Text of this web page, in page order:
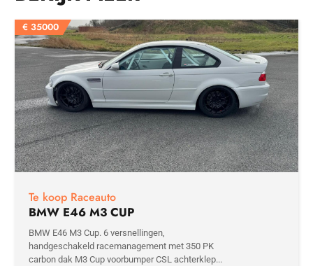
€ 35000
Te koop Raceauto
BMW E46 M3 CUP
BMW E46 M3 Cup. 6 versnellingen,
handgeschakeld racemanagement met 350 PK
carbon dak M3 Cup voorbumper CSL achterklep...